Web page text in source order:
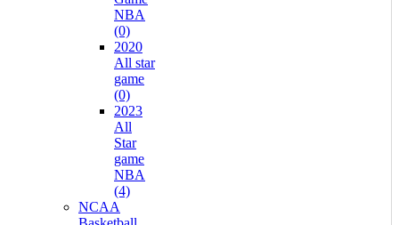
NBA
(0)
2020
All star
game
(0)
2023
All
Star
game
NBA
(4)
NCAA